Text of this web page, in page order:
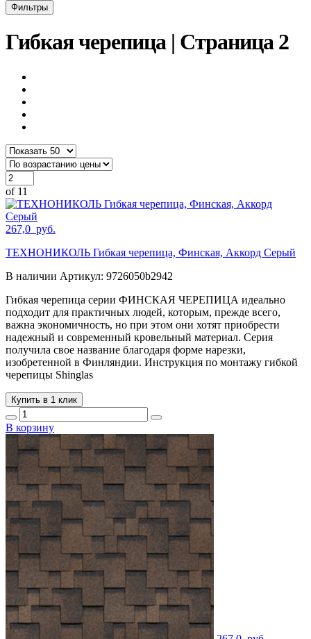
Фильтры
Гибкая черепица | Страница 2
of 11
267,0 руб.
ТЕХНОНИКОЛЬ Гибкая черепица, Финская, Аккорд Серый
В наличии Артикул: 9726050b2942
Гибкая черепица серии ФИНСКАЯ ЧЕРЕПИЦА идеально
подходит для практичных людей, которым, прежде всего,
важна экономичность, но при этом они хотят приобрести
надежный и современный кровельный материал. Серия
получила свое название благодаря форме нарезки,
изобретенной в Финляндии. Инструкция по монтажу гибкой
черепицы Shinglas
Купить в 1 клик
В корзину